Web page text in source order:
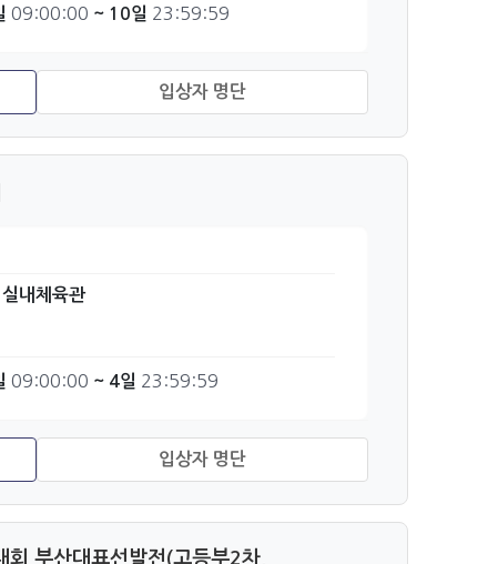
09:00:00 ~ 10일 23:59:59
내체육관
09:00:00 ~ 4일 23:59:59
부산대표선발전(고등부2차,